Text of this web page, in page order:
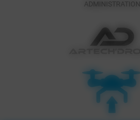
ADMINISTRATION